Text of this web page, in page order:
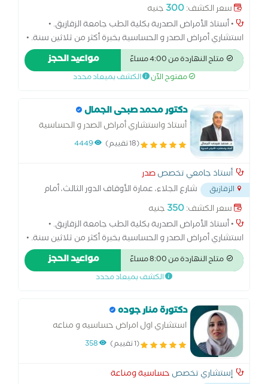
سعر الكشف:300 جنيه
• أستاذ الأمراض الصدرية بكلية الطب جامعة الزقازيق. •
استشاري أمراض الصدر و الحساسية بخبرة أكثر من ثلاثين سنة. •
خبرة واسعة في تشخيص وعلاج أمراض الجهاز التنفسي مثل
الكحة المزمنة، الربو الشعبي، مرض الانسداد الرئوي المزمن،
التليف الرئوي وأمراض الرئة الخلالية واضطرابات التنفس
عضو بالجمعية المصرية لأمراض الصدر والتدرن.
متاح النهاردة من 4:00 مساءً مواعيد الحجز
مفتوح الآن الكشف بميعاد محدد
دكتور محمد صبحى الجمال
أستاذ واستشاري أمراض الصدر و الحساسية
بكلية الطب جامعة الزقازيق.
(18 تقييم) 4449
أستاذ جامعي تخصصصدر
الزقازيق
شارع الجلاء، عمارة الأوقاف الدور الثالث، أمام
مصر...سعر الكشف:350 جنيه
• أستاذ الأمراض الصدرية بكلية الطب جامعة الزقازيق. •
استشاري أمراض الصدر و الحساسية بخبرة أكثر من ثلاثين سنة. •
خبرة واسعة في تشخيص وعلاج أمراض الجهاز التنفسي مثل
الكحة المزمنة، الربو الشعبي، مرض الانسداد الرئوي المزمن،
التليف الرئوي وأمراض الرئة الخلالية واضطرابات التنفس
عضو بالجمعية المصرية لأمراض الصدر والتدرن.
متاح النهاردة من 8:00 مساءً مواعيد الحجز
الكشف بميعاد محدد
دكتورة منار جوده
استشاري اول امراض حساسيه و مناعه
(1 تقييم) 358
إستشاري تخصص حساسية ومناعة